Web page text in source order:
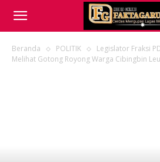
Beranda POLITIK
Legislator Fraksi
Melihat Gotong Royong Warga Cibingbin